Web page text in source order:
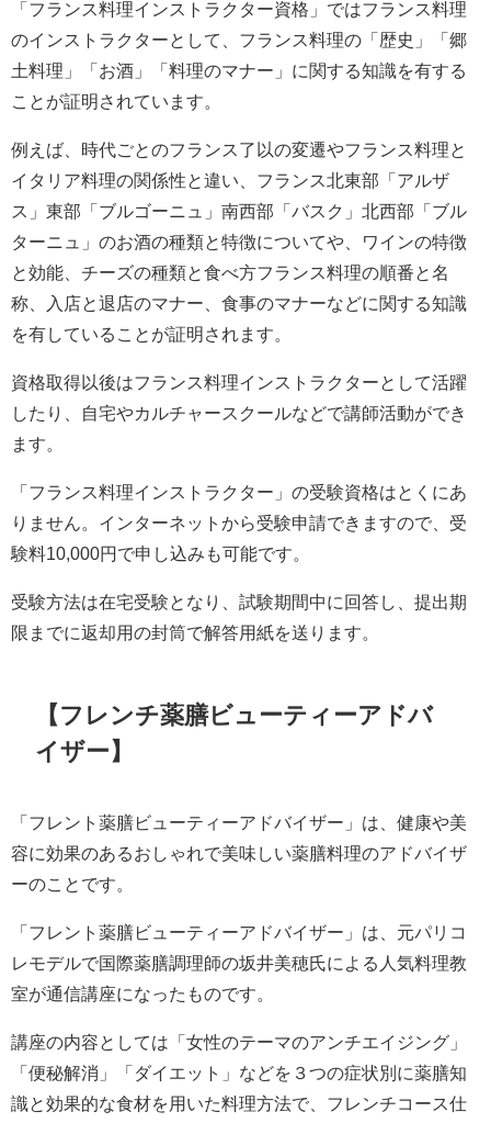
「フランス料理インストラクター資格」ではフランス料理
のインストラクターとして、フランス料理の「歴史」「郷
土料理」「お酒」「料理のマナー」に関する知識を有する
ことが証明されています。
例えば、時代ごとのフランス了以の変遷やフランス料理と
イタリア料理の関係性と違い、フランス北東部「アルザ
ス」東部「ブルゴーニュ」南西部「バスク」北西部「ブル
ターニュ」のお酒の種類と特徴についてや、ワインの特徴
と効能、チーズの種類と食べ方フランス料理の順番と名
称、入店と退店のマナー、食事のマナーなどに関する知識
を有していることが証明されます。
資格取得以後はフランス料理インストラクターとして活躍
したり、自宅やカルチャースクールなどで講師活動ができ
ます。
「フランス料理インストラクター」の受験資格はとくにあ
りません。インターネットから受験申請できますので、受
験料10,000円で申し込みも可能です。
受験方法は在宅受験となり、試験期間中に回答し、提出期
限までに返却用の封筒で解答用紙を送ります。
【フレンチ薬膳ビューティーアドバ
イザー】
「フレント薬膳ビューティーアドバイザー」は、健康や美
容に効果のあるおしゃれで美味しい薬膳料理のアドバイザ
ーのことです。
「フレント薬膳ビューティーアドバイザー」は、元パリコ
レモデルで国際薬膳調理師の坂井美穂氏による人気料理教
室が通信講座になったものです。
講座の内容としては「女性のテーマのアンチエイジング」
「便秘解消」「ダイエット」などを３つの症状別に薬膳知
識と効果的な食材を用いた料理方法で、フレンチコース仕